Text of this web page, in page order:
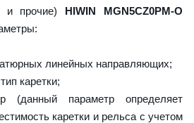
и прочие) HIWIN MGN5CZ0PM-O
линейных направляющих;
каретки;
(данный параметр определяет
каретки и рельса с учетом